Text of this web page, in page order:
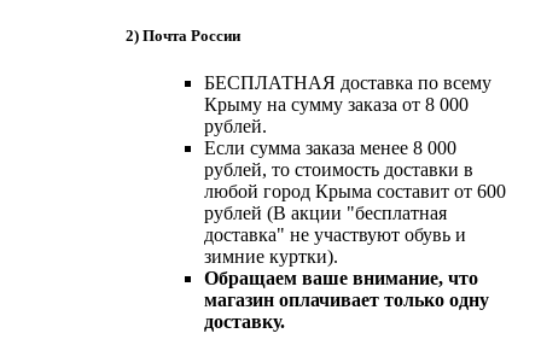
2) Почта России
БЕСПЛАТНАЯ доставка по всему
Крыму на сумму заказа от 8 000
рублей.
Если сумма заказа менее 8 000
рублей, то стоимость доставки в
любой город Крыма составит от 600
рублей (В акции "бесплатная
доставка" не участвуют обувь и
зимние куртки).
Обращаем ваше внимание, что
магазин оплачивает только одну
доставку.